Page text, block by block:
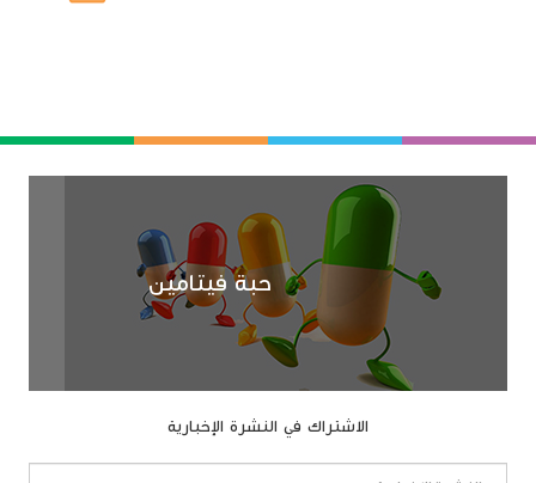
حبة فيتامين
الاشتراك في النشرة الإخبارية